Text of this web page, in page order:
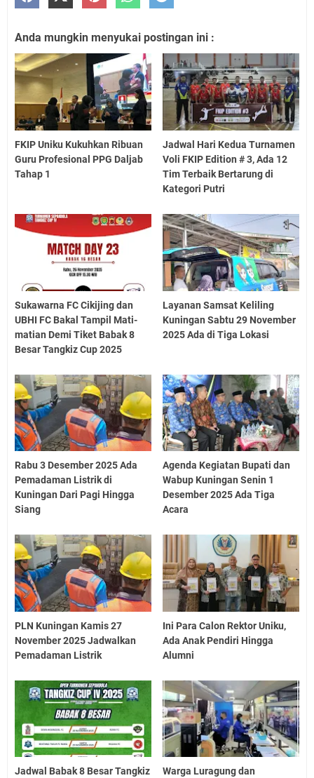
Anda mungkin menyukai postingan ini :
FKIP Uniku Kukuhkan Ribuan
Guru Profesional PPG Daljab
Tahap 1
Jadwal Hari Kedua Turnamen
Voli FKIP Edition # 3, Ada 12
Tim Terbaik Bertarung di
Kategori Putri
Sukawarna FC Cikijing dan
UBHI FC Bakal Tampil Mati-
matian Demi Tiket Babak 8
Besar Tangkiz Cup 2025
Layanan Samsat Keliling
Kuningan Sabtu 29 November
2025 Ada di Tiga Lokasi
Rabu 3 Desember 2025 Ada
Pemadaman Listrik di
Kuningan Dari Pagi Hingga
Siang
Agenda Kegiatan Bupati dan
Wabup Kuningan Senin 1
Desember 2025 Ada Tiga
Acara
PLN Kuningan Kamis 27
November 2025 Jadwalkan
Pemadaman Listrik
Ini Para Calon Rektor Uniku,
Ada Anak Pendiri Hingga
Alumni
Jadwal Babak 8 Besar Tangkiz Warga Luragung dan